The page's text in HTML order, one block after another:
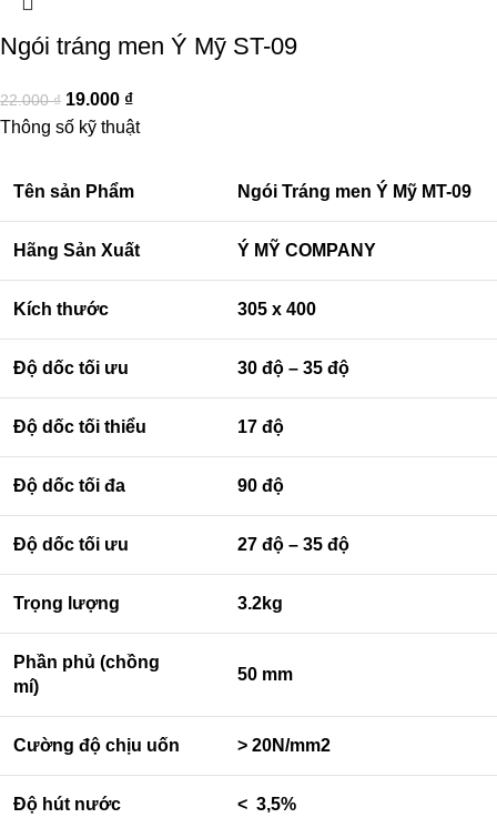
Ngói tráng men Ý Mỹ ST-09
22.000₫ 19.000 ₫
Thông số kỹ thuật
Tên sản Phẩm Ngói Tráng men Ý Mỹ MT-09
Hãng Sản Xuất Ý MỸ COMPANY
Kích thước 305 x 400
Độ dốc tối ưu 30 độ – 35 độ
Độ dốc tối thiểu 17 độ
Độ dốc tối đa 90 độ
Độ dốc tối ưu 27 độ – 35 độ
Trọng lượng 3.2kg
Phần phủ (chồng
mí)
50 mm
Cường độ chịu uốn > 20N/mm2
Độ hút nước < 3,5%